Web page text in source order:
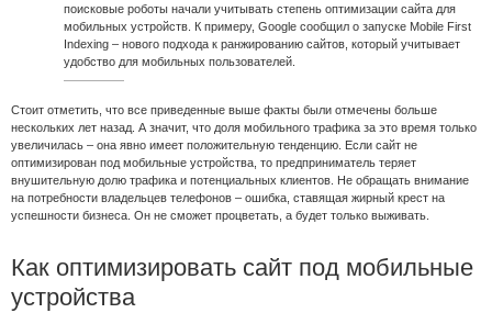
поисковые роботы начали учитывать степень оптимизации сайта для
мобильных устройств. К примеру, Google сообщил о запуске Mobile First
Indexing – нового подхода к ранжированию сайтов, который учитывает
удобство для мобильных пользователей.
Стоит отметить, что все приведенные выше факты были отмечены больше
нескольких лет назад. А значит, что доля мобильного трафика за это время только
увеличилась – она явно имеет положительную тенденцию. Если сайт не
оптимизирован под мобильные устройства, то предприниматель теряет
внушительную долю трафика и потенциальных клиентов. Не обращать внимание
на потребности владельцев телефонов – ошибка, ставящая жирный крест на
успешности бизнеса. Он не сможет процветать, а будет только выживать.
Как оптимизировать сайт под мобильные
устройства